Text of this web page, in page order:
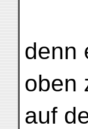
denn
oben
auf